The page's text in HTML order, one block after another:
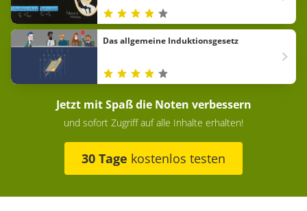
Das allgemeine Induktionsgesetz
Jetzt mit Spaß die Noten verbessern
und sofort Zugriff auf alle Inhalte erhalten!
30 Tage kostenlos testen